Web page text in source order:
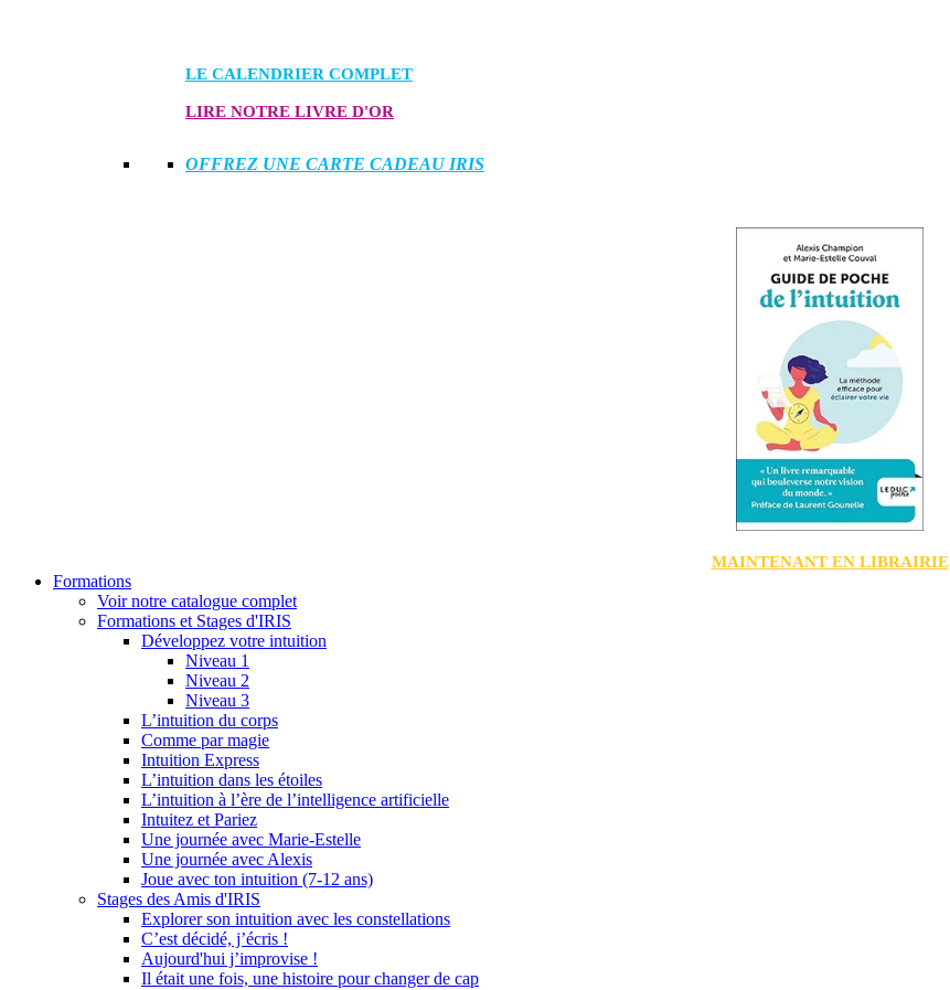
LE CALENDRIER COMPLET
LIRE NOTRE LIVRE D'OR
OFFREZ UNE CARTE CADEAU IRIS
MAINTENANT EN LIBRAIRIE
Formations
Voir notre catalogue complet
Formations et Stages d'IRIS
Développez votre intuition
Niveau 1
Niveau 2
Niveau 3
L’intuition du corps
Comme par magie
Intuition Express
L’intuition dans les étoiles
L’intuition à l’ère de l’intelligence artificielle
Intuitez et Pariez
Une journée avec Marie-Estelle
Une journée avec Alexis
Joue avec ton intuition (7-12 ans)
Stages des Amis d'IRIS
Explorer son intuition avec les constellations
C’est décidé, j’écris !
Aujourd'hui j’improvise !
Il était une fois, une histoire pour changer de cap